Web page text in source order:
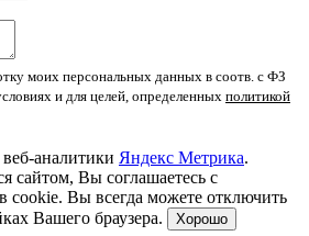
моих персональных данных в соотв. с ФЗ
и для целей, определенных политикой
аналитики Яндекс Метрика.
сайтом, Вы соглашаетесь с
cookie. Вы всегда можете отключить
Вашего браузера.
Хорошо